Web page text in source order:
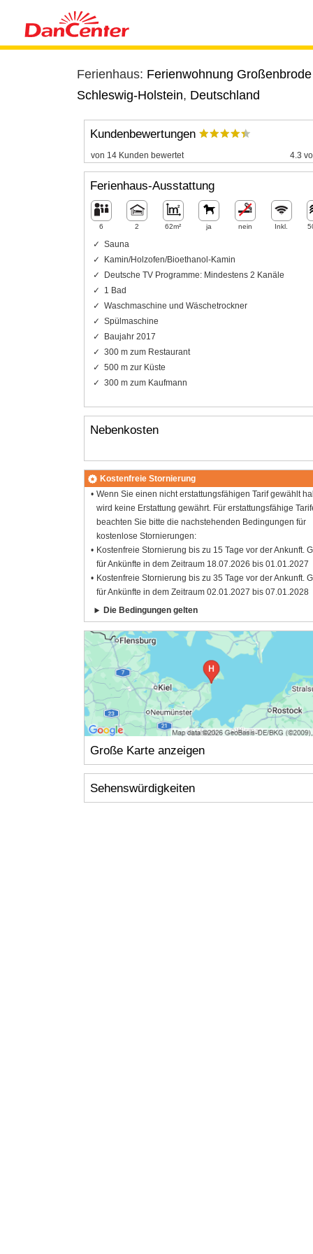
Ferienhaus: Ferienwohnung
Schleswig-Holstein, Deutschland
Kundenbewertungen
von 14 Kunden bewertet 4.3
Ferienhaus-Ausstattung
6 2 62m² ja nein Inkl.
Sauna
Kamin/Holzofen/Bioethanol-Kamin
Deutsche TV Programme: Mindestens 2 Kanäle
1 Bad
Waschmaschine und Wäschetrockner
Spülmaschine
Baujahr 2017
300 m zum Restaurant
500 m zur Küste
300 m zum Kaufmann
Nebenkosten
Kostenfreie Stornierung
Wenn Sie einen nicht erstattungsfähigen Tarif gewählt
wird keine Erstattung gewährt. Für erstattungsfähige
beachten Sie bitte die nachstehenden Bedingungen für
kostenlose Stornierungen:
Kostenfreie Stornierung bis zu 15 Tage vor der Ankunft.
für Ankünfte in dem Zeitraum 18.07.2026 bis 01.01.2027
Kostenfreie Stornierung bis zu 35 Tage vor der Ankunft.
für Ankünfte in dem Zeitraum 02.01.2027 bis 07.01.2028
Die Bedingungen gelten
Große Karte anzeigen
Sehenswürdigkeiten